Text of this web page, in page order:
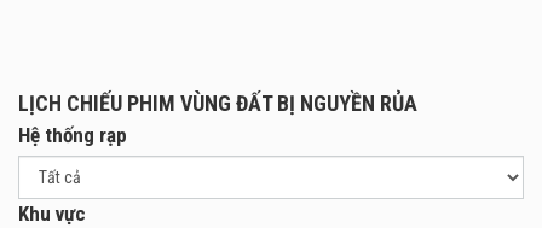
hiện lễ trừ tà, nhằm xua đuổi con quỷ. Tuy nhiên, không ai
ngờ rằng nghi lễ này lại vô tình khơi mở hàng loạt bí mật
đen tối liên quan đến vùng đất này, dẫn đến những hậu quả
khó lường và kinh hoàng hơn cả.
LỊCH CHIẾU PHIM VÙNG ĐẤT BỊ NGUYỀN RỦA
Hệ thống rạp
Khu vực